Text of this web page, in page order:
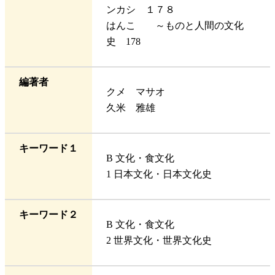
ンカシ １７８
はんこ ～ものと人間の文化
史 178
編著者
クメ マサオ
久米 雅雄
キーワード１
B 文化・食文化
1 日本文化・日本文化史
キーワード２
B 文化・食文化
2 世界文化・世界文化史